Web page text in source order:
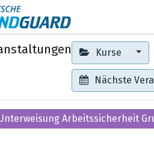
Kurse
Nächste
Arbeitssicherheit